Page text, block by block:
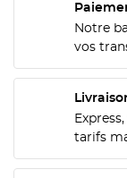
Notre
vos
tarifs